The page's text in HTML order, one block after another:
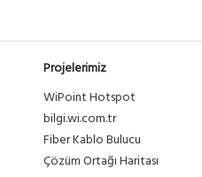
Projelerimiz
WiPoint Hotspot
bilgi.wi.com.tr
Fiber Kablo Bulucu
Çözüm Ortağı Haritası